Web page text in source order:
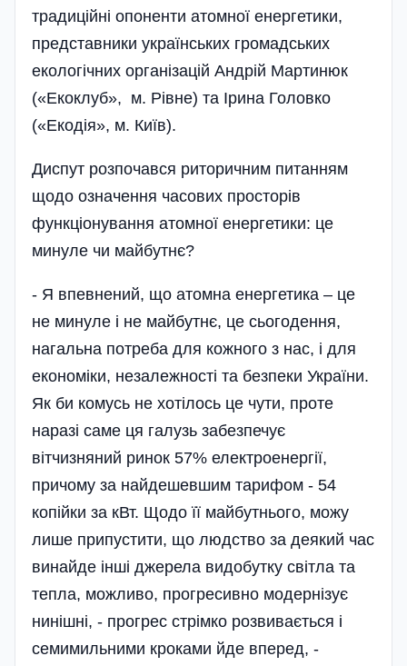
традиційні опо­ненти атомної енергетики,
представники укра­їнських громадських
екологічних організа­цій Андрій Мартинюк
(«Екоклуб», м. Рівне) та Ірина Головко
(«Екодія», м. Київ).
Диспут розпочався риторичним питанням
щодо означення часових просторів
функціонування атомної енергетики: це
минуле чи майбутнє?
- Я впевнений, що атомна енергетика – це
не минуле і не майбутнє, це сьогодення,
нагальна потреба для кожного з нас, і для
економіки, незалежності та безпеки України.
Як би комусь не хотілось це чути, проте
наразі саме ця галузь забезпе­чує
вітчизняний ринок 57% електроенергії,
причому за найдешевшим тарифом - 54
копійки за кВт. Щодо її майбутнього, можу
лише припустити, що людство за деякий час
винайде інші джерела видобутку світла та
тепла, можливо, прогре­сивно модернізує
нинішні, - прогрес­ стрімко розвивається і
семимильними кроками йде вперед, -